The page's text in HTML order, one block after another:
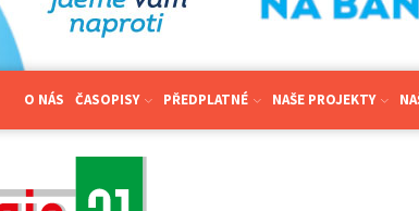
O NÁS ČASOPISY PŘEDPLATNÉ NAŠE PROJEKTY